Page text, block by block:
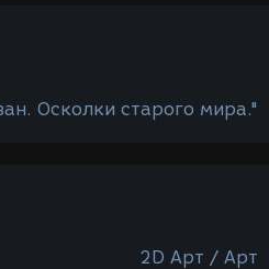
Осколки старого мира."
2D Арт / Арт